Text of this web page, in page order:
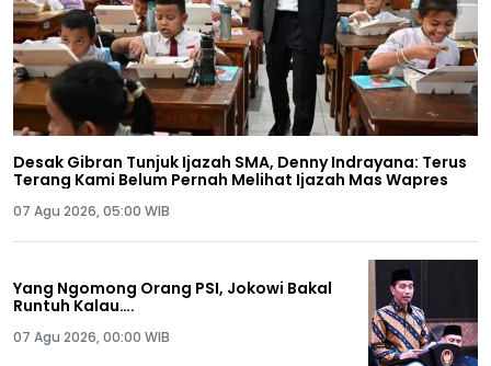
Desak Gibran Tunjuk Ijazah SMA, Denny Indrayana: Terus
Terang Kami Belum Pernah Melihat Ijazah Mas Wapres
07 Agu 2026, 05:00 WIB
Yang Ngomong Orang PSI, Jokowi Bakal
Runtuh Kalau….
07 Agu 2026, 00:00 WIB